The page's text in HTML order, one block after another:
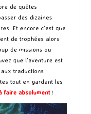
de quêtes
des dizaines
Et encore c’est que
de trophées alors
de missions ou
que l’aventure est
traductions
tout en gardant les
faire absolument !